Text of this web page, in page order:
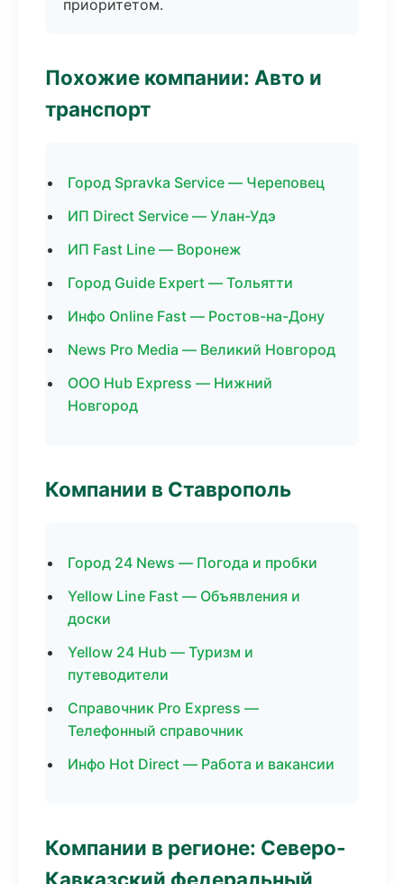
приоритетом.
Похожие компании: Авто и
транспорт
Город Spravka Service — Череповец
ИП Direct Service — Улан-Удэ
ИП Fast Line — Воронеж
Город Guide Expert — Тольятти
Инфо Online Fast — Ростов-на-Дону
News Pro Media — Великий Новгород
ООО Hub Express — Нижний
Новгород
Компании в Ставрополь
Город 24 News — Погода и пробки
Yellow Line Fast — Объявления и
доски
Yellow 24 Hub — Туризм и
путеводители
Справочник Pro Express —
Телефонный справочник
Инфо Hot Direct — Работа и вакансии
Компании в регионе: Северо-
Кавказский федеральный